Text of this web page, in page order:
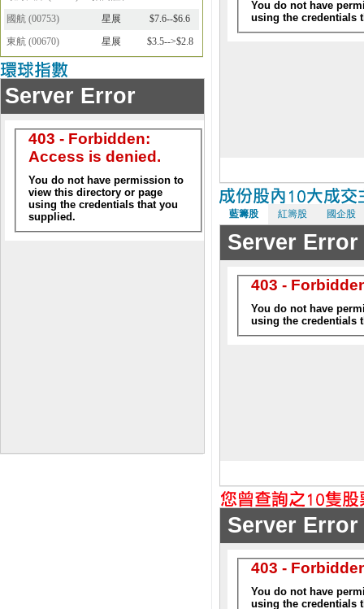
國航 (00753) 星展
$7.6--$6.6
東航 (00670) 星展 $3.5-->$2.8
藍籌股 紅籌股 國企股